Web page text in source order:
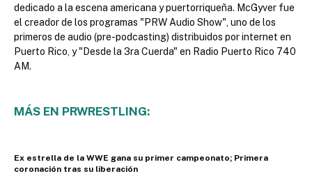
dedicado a la escena americana y puertorriqueña. McGyver fue
el creador de los programas "PRW Audio Show", uno de los
primeros de audio (pre-podcasting) distribuidos por internet en
Puerto Rico, y "Desde la 3ra Cuerda" en Radio Puerto Rico 740
AM.
MÁS EN PRWRESTLING:
Ex estrella de la WWE gana su primer campeonato; Primera
coronación tras su liberación